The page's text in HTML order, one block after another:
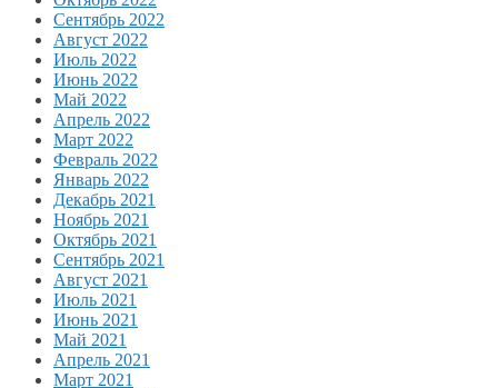
Сентябрь 2022
Август 2022
Июль 2022
Июнь 2022
Май 2022
Апрель 2022
Март 2022
Февраль 2022
Январь 2022
Декабрь 2021
Ноябрь 2021
Октябрь 2021
Сентябрь 2021
Август 2021
Июль 2021
Июнь 2021
Май 2021
Апрель 2021
Март 2021